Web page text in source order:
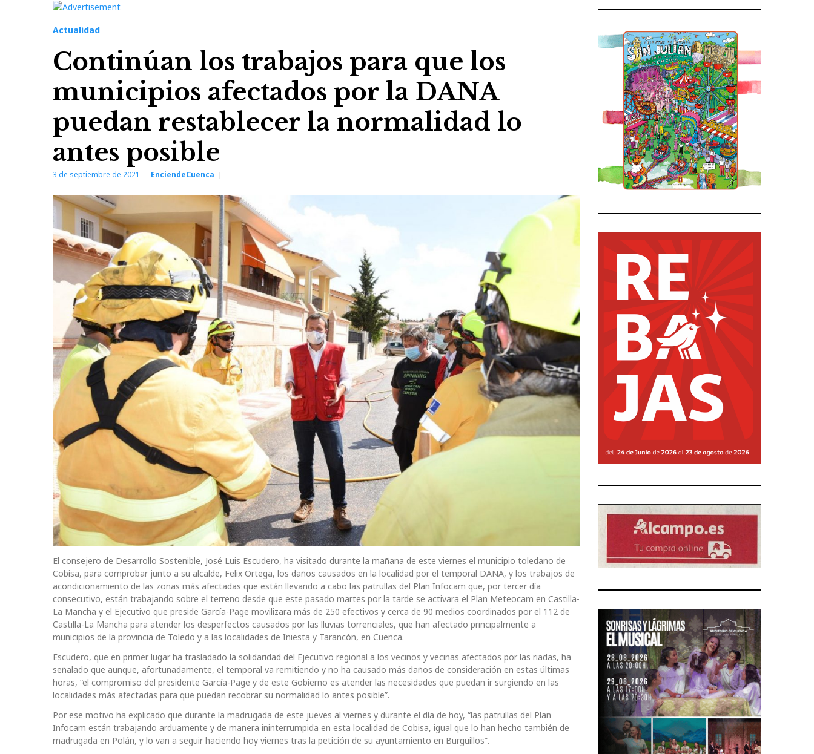
Actualidad
Continúan los trabajos para que los
municipios afectados por la DANA
puedan restablecer la normalidad lo
antes posible
3 de septiembre de 2021 EnciendeCuenca
El consejero de Desarrollo Sostenible, José Luis Escudero, ha visitado durante la mañana de este viernes el municipio toledano de
Cobisa, para comprobar junto a su alcalde, Felix Ortega, los daños causados en la localidad por el temporal DANA, y los trabajos de
acondicionamiento de las zonas más afectadas que están llevando a cabo las patrullas del Plan Infocam que, por tercer día
consecutivo, están trabajando sobre el terreno desde que este pasado martes por la tarde se activara el Plan Meteocam en Castilla-
La Mancha y el Ejecutivo que preside García-Page movilizara más de 250 efectivos y cerca de 90 medios coordinados por el 112 de
Castilla-La Mancha para atender los desperfectos causados por las lluvias torrenciales, que han afectado principalmente a
municipios de la provincia de Toledo y a las localidades de Iniesta y Tarancón, en Cuenca.
Escudero, que en primer lugar ha trasladado la solidaridad del Ejecutivo regional a los vecinos y vecinas afectados por las riadas, ha
señalado que aunque, afortunadamente, el temporal va remitiendo y no ha causado más daños de consideración en estas últimas
horas, “el compromiso del presidente García-Page y de este Gobierno es atender las necesidades que puedan ir surgiendo en las
localidades más afectadas para que puedan recobrar su normalidad lo antes posible”.
Por ese motivo ha explicado que durante la madrugada de este jueves al viernes y durante el día de hoy, “las patrullas del Plan
Infocam están trabajando arduamente y de manera ininterrumpida en esta localidad de Cobisa, igual que lo han hecho también de
madrugada en Polán, y lo van a seguir haciendo hoy viernes tras la petición de su ayuntamiento en Burguillos”.